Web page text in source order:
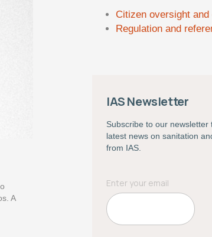
A
Citizen oversight and
Regulation and
IAS Newsletter
Subscribe to our newsletter
latest news on sanitation
from IAS.